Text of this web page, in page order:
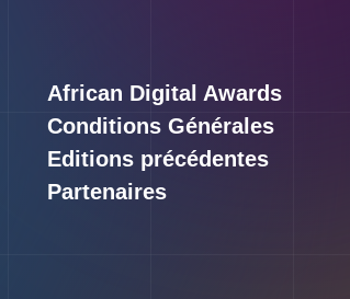
African Digital Awards
Conditions Générales
Editions précédentes
Partenaires